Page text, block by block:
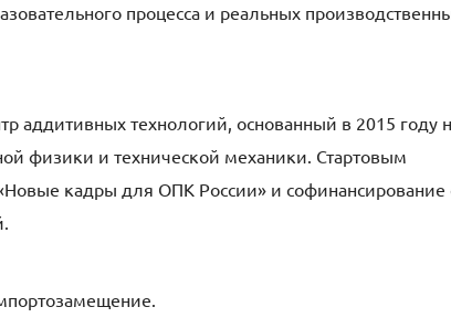
процесса и реальных
аддитивных технологий, основанный в 2015 году
физики и технической механики. Стартовым
кадры для ОПК России» и софинансирование